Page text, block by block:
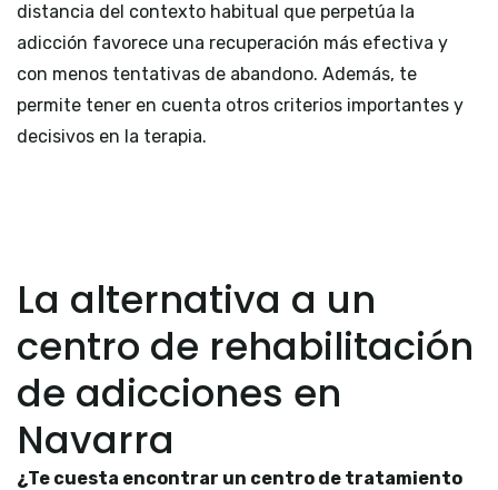
distancia del contexto habitual que perpetúa la
adicción favorece una recuperación más efectiva y
con menos tentativas de abandono. Además, te
permite tener en cuenta otros criterios importantes y
decisivos en la terapia.
La alternativa a un
centro de rehabilitación
de adicciones en
Navarra
¿Te cuesta encontrar un centro de tratamiento